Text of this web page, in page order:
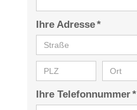
Ihre Adresse *
Ihre Telefonnummer *